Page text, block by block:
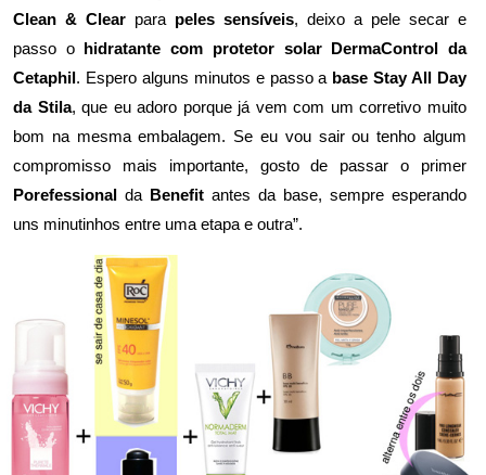
Clean & Clear para peles sensíveis, deixo a pele secar e
passo o hidratante com protetor solar DermaControl da
Cetaphil. Espero alguns minutos e passo a base Stay All Day
da Stila, que eu adoro porque já vem com um corretivo muito
bom na mesma embalagem. Se eu vou sair ou tenho algum
compromisso mais importante, gosto de passar o primer
Porefessional da Benefit antes da base, sempre esperando
uns minutinhos entre uma etapa e outra”.